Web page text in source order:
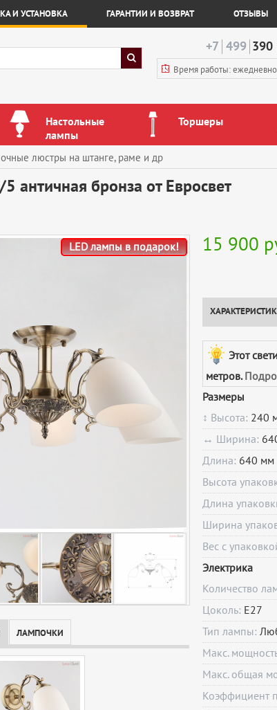
И УСТАНОВКА ГАРАНТИИ И ВОЗВРАТ ОТЗЫВЫ
+7 499 390
Время работы: ежедневно
Настольные
лампы
Торшеры
люстры на штанге, раме и др
античная бронза от Евросвет
LED лампы в подарок!
ЛАМПОЧКИ
15 900
Этот
метров.
Размеры
↕ Высота: 240
↔ Ширина:
Длина: 640 мм
Высота
Длина
Ширина
Вес с
Электрика
Количество
Цоколь: E27
Тип лампы:
Макс.
Макс. общая
Коэффициент